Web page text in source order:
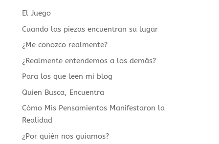
El Juego
Cuando las piezas encuentran su lugar
¿Me conozco realmente?
¿Realmente entendemos a los demás?
Para los que leen mi blog
Quien Busca, Encuentra
Cómo Mis Pensamientos Manifestaron la
Realidad
¿Por quién nos guiamos?